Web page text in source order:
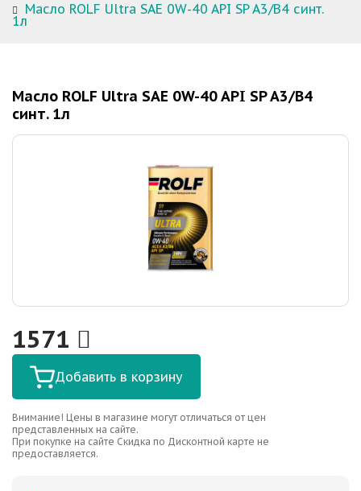
Масло ROLF Ultra SAE 0W-40 API SP A3/B4 синт.
1л
Масло ROLF Ultra SAE 0W-40 API SP A3/B4
синт. 1л
1571
Добавить в корзину
Внимание! Цены в магазине могут отличаться от цен
представленных на сайте.
При покупке на сайте Скидка по Дисконтной карте не
предоставляется.